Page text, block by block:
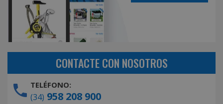
CONTACTE CON NOSOTROS
TELÉFONO:
(34) 958 208 900